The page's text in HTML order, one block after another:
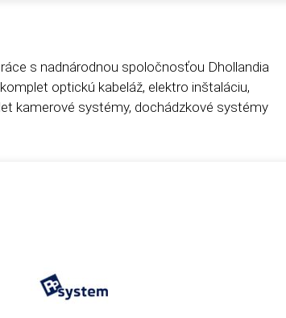
s nadnárodnou spoločnosťou Dhollandia
optickú kabeláž, elektro inštaláciu,
kamerové systémy, dochádzkové systémy